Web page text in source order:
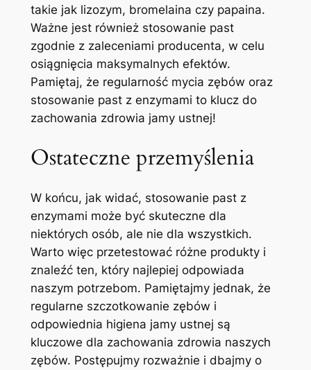
takie‍ jak ‍lizozym, bromelaina ⁤czy papaina.
Ważne jest również stosowanie past
zgodnie z ‍zaleceniami producenta, w celu
osiągnięcia ‌maksymalnych efektów.
Pamiętaj, że regularność mycia ‌zębów oraz
stosowanie past​ z enzymami to klucz do
zachowania zdrowia ‌jamy ustnej!
Ostateczne przemyślenia
W końcu,‌ jak widać, stosowanie past z
enzymami może być ‍skuteczne dla
niektórych osób, ale nie⁣ dla wszystkich.
Warto​ więc przetestować różne produkty i
‍znaleźć ten, który najlepiej odpowiada
naszym potrzebom. ‍Pamiętajmy jednak, że
regularne szczotkowanie zębów i​
odpowiednia higiena‌ jamy ustnej są⁣
kluczowe dla zachowania zdrowia‍ naszych
zębów. ⁣Postępujmy rozważnie⁣ i dbajmy o